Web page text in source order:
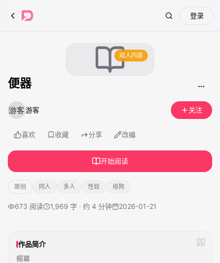
Search登录
成人内容
便器
游客 关注
喜欢 收藏 分享 改编
开始阅读
原创 同人 多人 性奴 母狗
673 阅读 1,969 字 · 约 4 分钟 2026-01-21
作品简介
楊冪